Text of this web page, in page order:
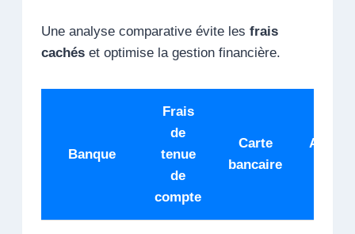
Une analyse comparative évite les frais
cachés et optimise la gestion financière.
Banque
Frais
de
tenue
de
compte
Carte
bancaire